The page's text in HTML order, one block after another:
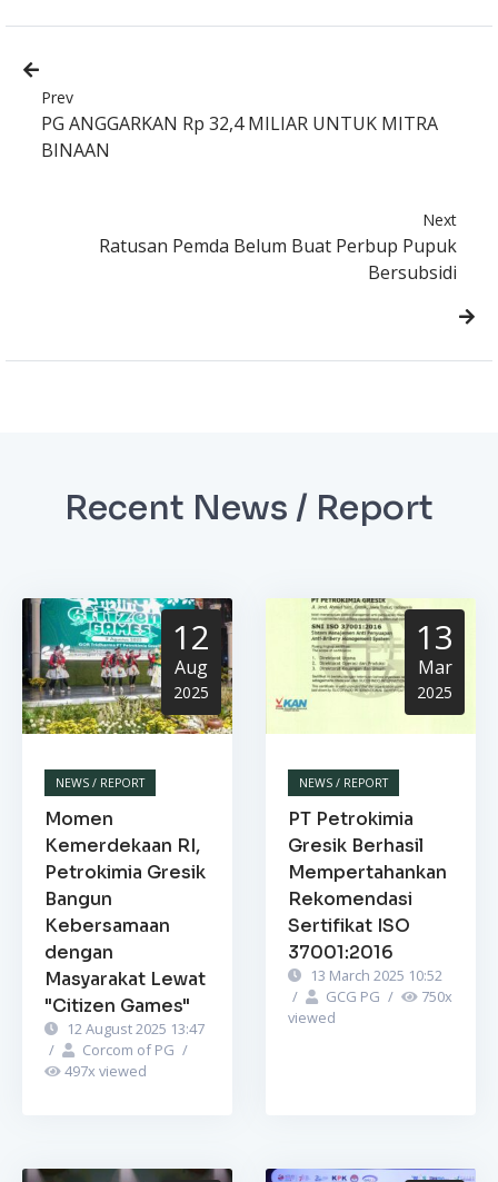
Prev
PG ANGGARKAN Rp 32,4 MILIAR UNTUK MITRA
BINAAN
Next
Ratusan Pemda Belum Buat Perbup Pupuk
Bersubsidi
Recent News / Report
12
Aug
2025
NEWS / REPORT
Momen
Kemerdekaan RI,
Petrokimia Gresik
Bangun
Kebersamaan
dengan
Masyarakat Lewat
"Citizen Games"
12 August 2025 13:47
/
Corcom of PG /
497x viewed
13
Mar
2025
NEWS / REPORT
PT Petrokimia
Gresik Berhasil
Mempertahankan
Rekomendasi
Sertifikat ISO
37001:2016
13 March 2025 10:52
/
GCG PG / 750x
viewed